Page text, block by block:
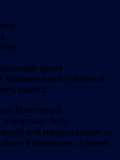
тремя
чиновниками районной
гласит:
Плитченка
извергами было
национальности
в беженцах, а равно